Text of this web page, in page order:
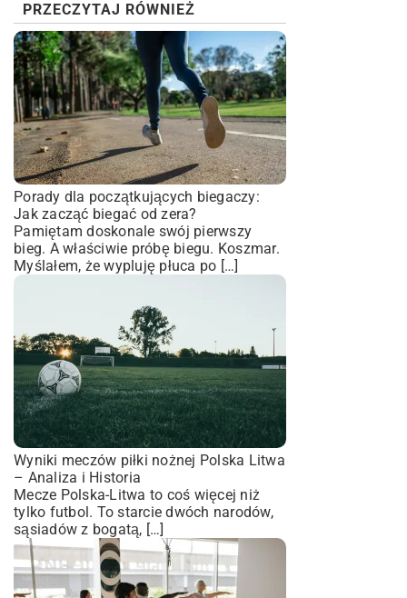
PRZECZYTAJ RÓWNIEŻ
Porady dla początkujących biegaczy:
Jak zacząć biegać od zera?
Pamiętam doskonale swój pierwszy
bieg. A właściwie próbę biegu. Koszmar.
Myślałem, że wypluję płuca po […]
Wyniki meczów piłki nożnej Polska Litwa
– Analiza i Historia
Mecze Polska-Litwa to coś więcej niż
tylko futbol. To starcie dwóch narodów,
sąsiadów z bogatą, […]